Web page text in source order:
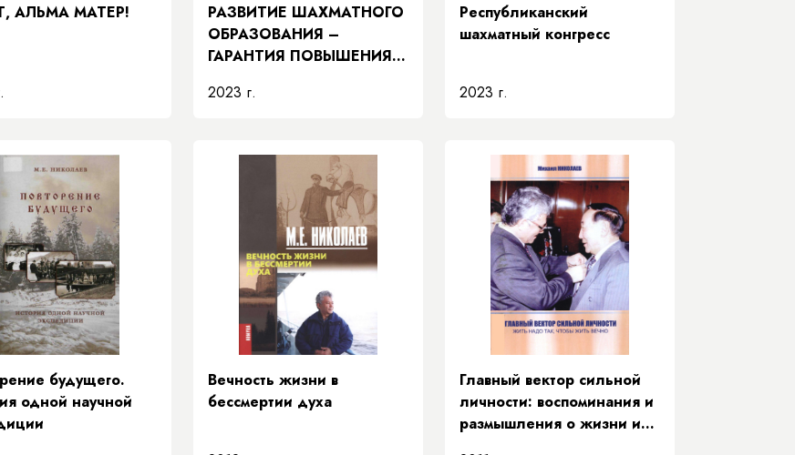
АЛЬМА МАТЕР!
РАЗВИТИЕ ШАХМАТНОГО
ОБРАЗОВАНИЯ –
ГАРАНТИЯ ПОВЫШЕНИЯ
ОБРАЗОВАНИЯ
2023 г.
Республиканский
шахматный конгресс
2023 г.
будущего.
одной научной
Вечность жизни в
бессмертии духа
Главный вектор сильной
личности: воспоминания и
размышления о жизни и